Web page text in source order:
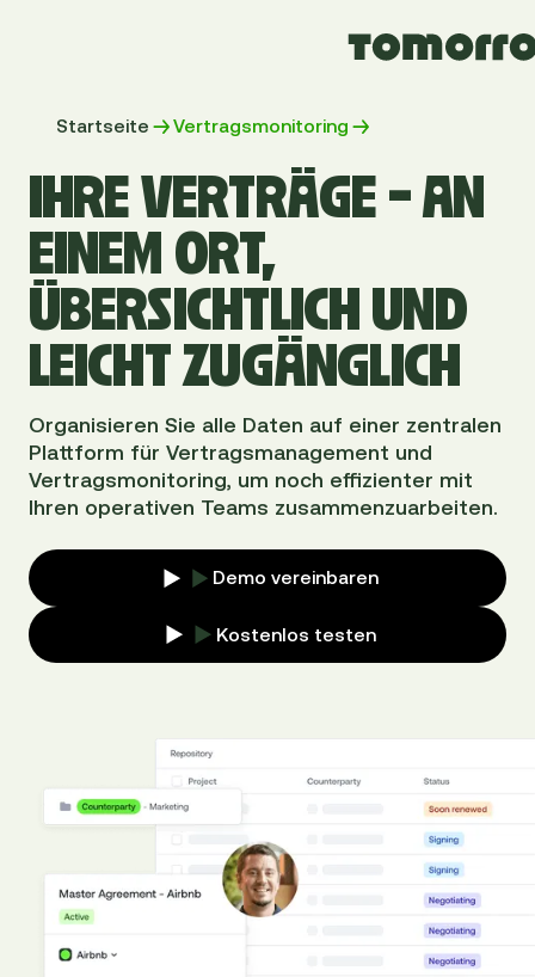
Startseite Vertragsmonitoring
IHRE VERTRÄGE – AN
EINEM ORT,
ÜBERSICHTLICH UND
LEICHT ZUGÄNGLICH
Organisieren Sie alle Daten auf einer zentralen
Plattform für Vertragsmanagement und
Vertragsmonitoring, um noch effizienter mit
Ihren operativen Teams zusammenzuarbeiten.
Demo vereinbaren
Kostenlos testen